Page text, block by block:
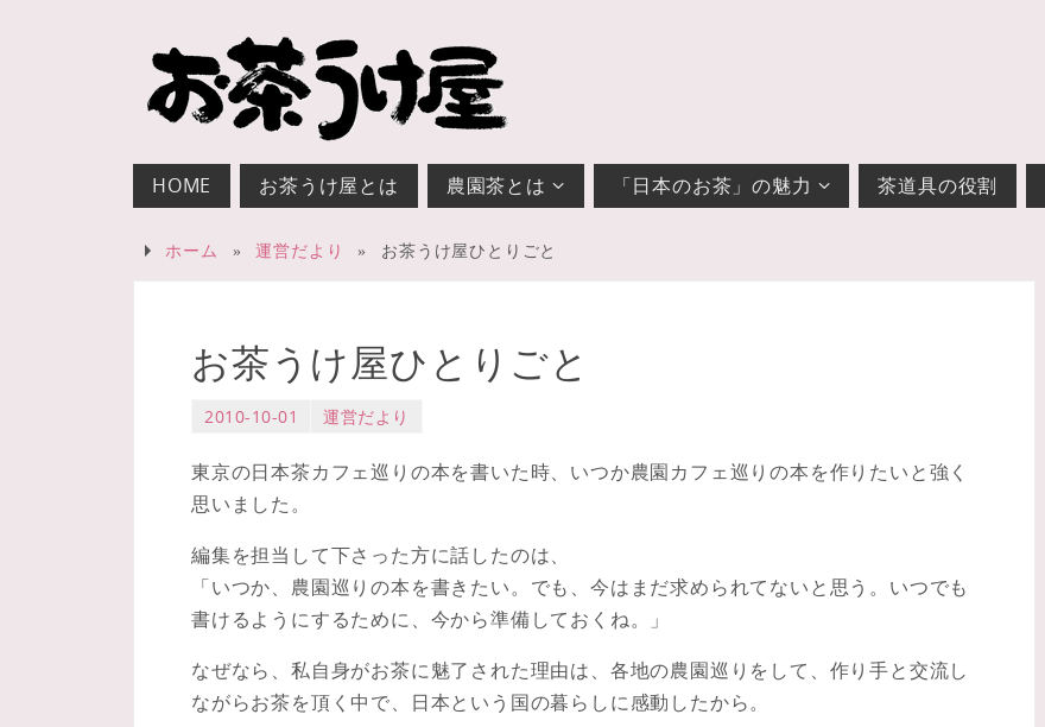
HOME お茶うけ屋とは 農園茶とは 「日本のお茶」の魅力 茶道具の役割
ホーム » 運営だより » お茶うけ屋ひとりごと
お茶うけ屋ひとりごと
2010-10-01 運営だより
東京の日本茶カフェ巡りの本を書いた時、いつか農園カフェ巡りの本を作りたいと強く
思いました。
編集を担当して下さった方に話したのは、
「いつか、農園巡りの本を書きたい。でも、今はまだ求められてないと思う。いつでも
書けるようにするために、今から準備しておくね。」
なぜなら、私自身がお茶に魅了された理由は、各地の農園巡りをして、作り手と交流し
ながらお茶を頂く中で、日本という国の暮らしに感動したから。